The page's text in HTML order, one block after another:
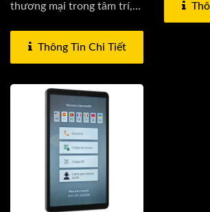
thương mại trong tâm trí,...
Thông Tin Chi Tiết